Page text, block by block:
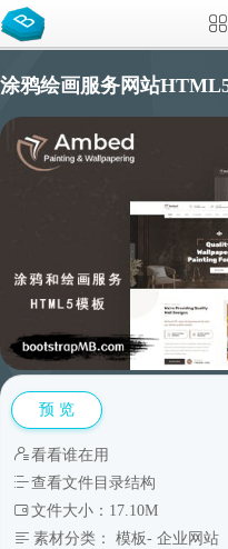
涂鸦绘画服务网站
预 览
看看谁在用
查看文件目录结构
文件大小：17.10M
素材分类： 模板- 企业网站